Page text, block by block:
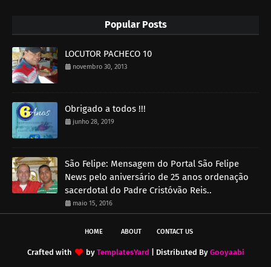
Popular Posts
LOCUTOR PACHECO 10
novembro 30, 2013
Obrigado a todos !!!
junho 28, 2019
São Felipe: Mensagem do Portal São Felipe
News pelo aniversário de 25 anos ordenação
sacerdotal do Padre Cristóvão Reis..
maio 15, 2016
HOME ABOUT CONTACT US
Crafted with by TemplatesYard | Distributed By Gooyaabi